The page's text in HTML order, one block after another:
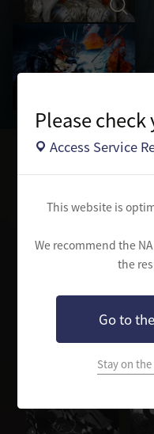
Please
Access Service
This website is
We recommend the
the
Go to
Stay on
古代の真実を探す冒険